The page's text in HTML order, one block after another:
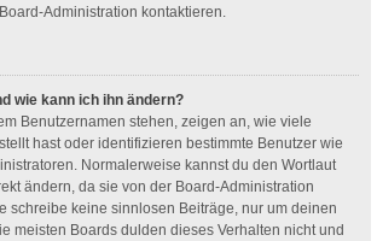
Administration kontaktieren.
wie kann ich ihn ändern?
Benutzernamen stehen, zeigen an, wie viele
hast oder identifizieren bestimmte Benutzer wie
Normalerweise kannst du den Wortlaut
ändern, da sie von der Board-Administration
schreibe keine sinnlosen Beiträge, nur um deinen
meisten Boards dulden dieses Verhalten nicht und